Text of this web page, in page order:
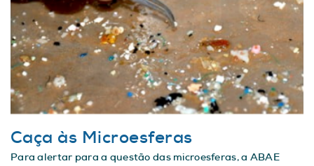
Caça às Microesferas
Para alertar para a questão das microesferas, a ABAE